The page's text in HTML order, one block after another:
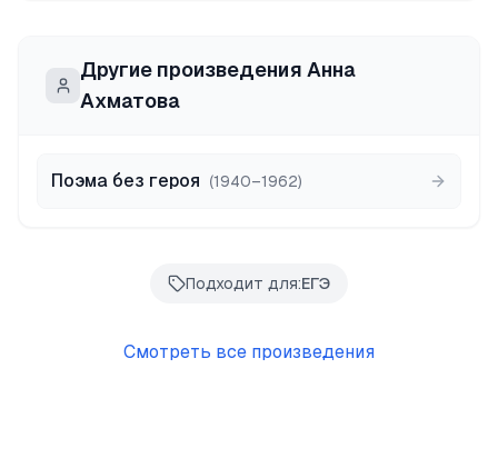
Другие произведения Анна
Ахматова
Поэма без героя (1940–1962)
Подходит для:ЕГЭ
Смотреть все произведения